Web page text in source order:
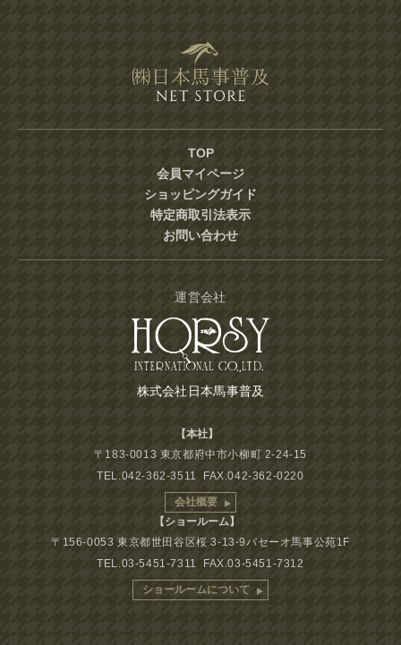
TOP
会員マイページ
ショッピングガイド
特定商取引法表示
お問い合わせ
運営会社
株式会社日本馬事普及
【本社】
〒183-0013 東京都府中市小柳町 2-24-15
TEL.042-362-3511 FAX.042-362-0220
会社概要
【ショールーム】
〒156-0053 東京都世田谷区桜 3-13-9パセーオ馬事公苑1F
TEL.03-5451-7311 FAX.03-5451-7312
ショールームについて